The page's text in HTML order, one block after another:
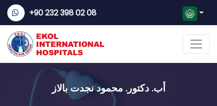
+90 232 398 02 08
أب. دكتور. محمود نجدت بالاز